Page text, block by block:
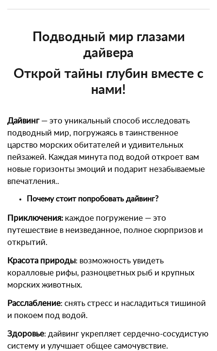
Подводный мир глазами
дайвера
Открой тайны глубин вместе с
нами!
Дайвинг — это уникальный способ исследовать
подводный мир, погружаясь в таинственное
царство морских обитателей и удивительных
пейзажей. Каждая минута под водой откроет вам
новые горизонты эмоций и подарит незабываемые
впечатления..
Почему стоит попробовать дайвинг?
Приключения: каждое погружение — это
путешествие в неизведанное, полное сюрпризов и
открытий.
Красота природы: возможность увидеть
коралловые рифы, разноцветных рыб и крупных
морских животных.
Расслабление: снять стресс и насладиться тишиной
и покоем под водой.
Здоровье: дайвинг укрепляет сердечно-сосудистую
систему и улучшает общее самочувствие.